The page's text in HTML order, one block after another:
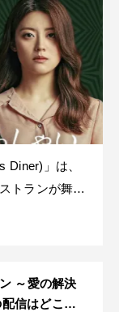
Diner)」は、
トランが舞台
にて独占配
～愛の解決
信はどこで